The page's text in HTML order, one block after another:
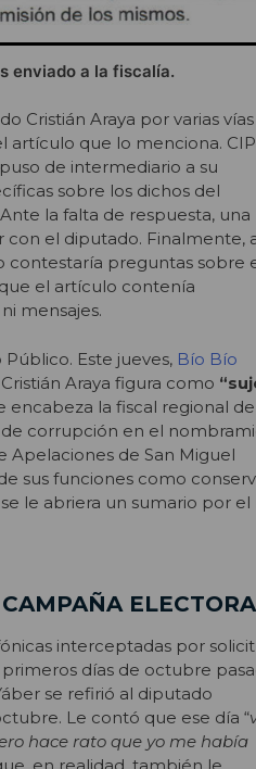
enviado a la fiscalía.
Cristián Araya por varias
artículo que lo menciona.
de intermediario a su
sobre los dichos del
la falta de respuesta, una
con el diputado. Finalmente,
contestaría preguntas sobre
el artículo contenía
mensajes.
Este jueves, Bío Bío
Araya figura como
encabeza la fiscal regional de
de corrupción en el
Apelaciones de San Miguel
sus funciones como
le abriera un sumario por el
interceptadas por
días de octubre
se refirió al diputado
Le contó que ese día “
hace rato que yo me había
en realidad, también le